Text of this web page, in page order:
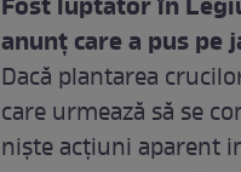
Fost luptător în
anunţ care a pus
Dacă plantarea
care urmează să se
nişte acţiuni aparent